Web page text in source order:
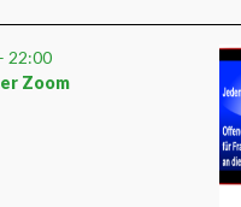
22:00
Zoom